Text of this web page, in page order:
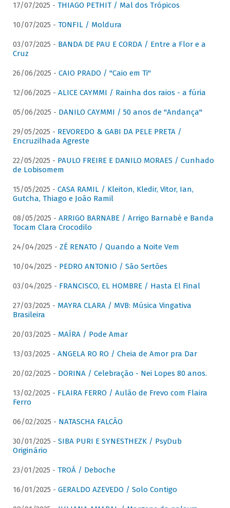
17/07/2025 - THIAGO PETHIT / Mal dos Trópicos
10/07/2025 - TONFIL / Moldura
03/07/2025 - BANDA DE PAU E CORDA / Entre a Flor e a
Cruz
26/06/2025 - CAIO PRADO / "Caio em Ti"
12/06/2025 - ALICE CAYMMI / Rainha dos raios - a fúria
05/06/2025 - DANILO CAYMMI / 50 anos de "Andança"
29/05/2025 - REVOREDO & GABI DA PELE PRETA /
Encruzilhada Agreste
22/05/2025 - PAULO FREIRE E DANILO MORAES / Cunhado
de Lobisomem
15/05/2025 - CASA RAMIL / Kleiton, Kledir, Vitor, Ian,
Gutcha, Thiago e João Ramil
08/05/2025 - ARRIGO BARNABE / Arrigo Barnabé e Banda
Tocam Clara Crocodilo
24/04/2025 - ZÉ RENATO / Quando a Noite Vem
10/04/2025 - PEDRO ANTONIO / São Sertões
03/04/2025 - FRANCISCO, EL HOMBRE / Hasta El Final
27/03/2025 - MAYRA CLARA / MVB: Música Vingativa
Brasileira
20/03/2025 - MAÍRA / Pode Amar
13/03/2025 - ANGELA RO RO / Cheia de Amor pra Dar
20/02/2025 - DORINA / Celebração - Nei Lopes 80 anos.
13/02/2025 - FLAIRA FERRO / Aulão de Frevo com Flaira
Ferro
06/02/2025 - NATASCHA FALCÃO
30/01/2025 - SIBA PURI E SYNESTHEZK / PsyDub
Originário
23/01/2025 - TROÁ / Deboche
16/01/2025 - GERALDO AZEVEDO / Solo Contigo